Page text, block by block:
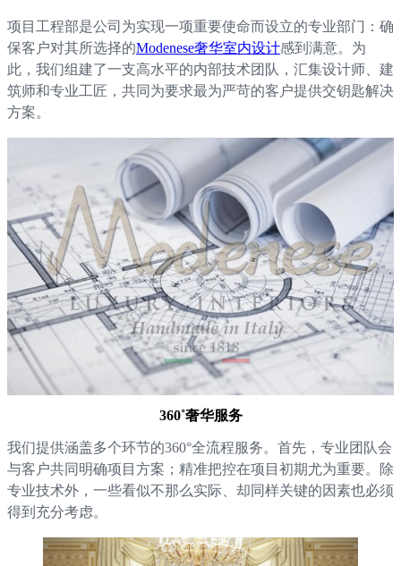
项目工程部是公司为实现一项重要使命而设立的专业部门：确
保客户对其所选择的Modenese奢华室内设计感到满意。为
此，我们组建了一支高水平的内部技术团队，汇集设计师、建
筑师和专业工匠，共同为要求最为严苛的客户提供交钥匙解决
方案。
360˚奢华服务
我们提供涵盖多个环节的360°全流程服务。首先，专业团队会
与客户共同明确项目方案；精准把控在项目初期尤为重要。除
专业技术外，一些看似不那么实际、却同样关键的因素也必须
得到充分考虑。